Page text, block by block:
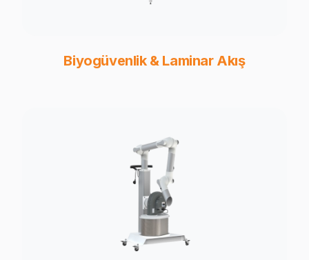
Biyogüvenlik & Laminar Akış